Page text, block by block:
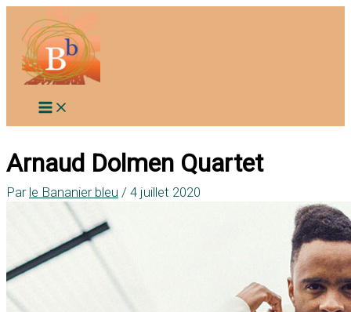
contenu
Arnaud Dolmen Quartet
Par le Bananier bleu / 4 juillet 2020